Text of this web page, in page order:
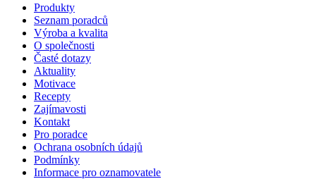
Produkty
Seznam poradců
Výroba a kvalita
O společnosti
Časté dotazy
Aktuality
Motivace
Recepty
Zajímavosti
Kontakt
Pro poradce
Ochrana osobních údajů
Podmínky
Informace pro oznamovatele